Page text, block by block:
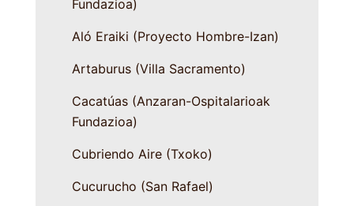
Fundazioa)
Aló Eraiki (Proyecto Hombre-Izan)
Artaburus (Villa Sacramento)
Cacatúas (Anzaran-Ospitalarioak
Fundazioa)
Cubriendo Aire (Txoko)
Cucurucho (San Rafael)